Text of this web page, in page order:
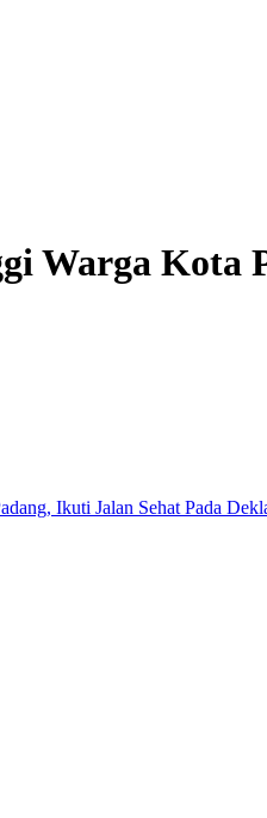
Warga Kota